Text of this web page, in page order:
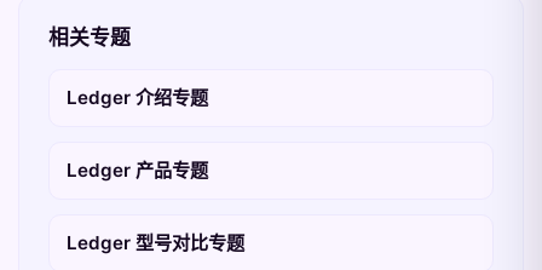
相关专题
Ledger 介绍专题
Ledger 产品专题
Ledger 型号对比专题